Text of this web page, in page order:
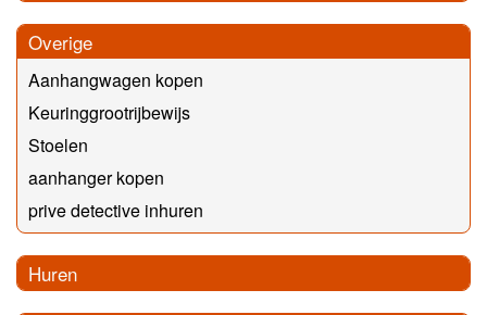
Overige
Aanhangwagen kopen
Keuringgrootrijbewijs
Stoelen
aanhanger kopen
prive detective inhuren
Huren